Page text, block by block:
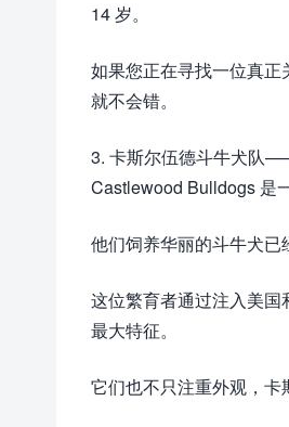
14 岁。
如果您正在寻找一位真
就不会错。
3. 卡斯尔伍德斗牛犬队
Castlewood Bulldogs 是
他们饲养华丽的斗牛犬已
这位繁育者通过注入美
最大特征。
它们也不只注重外观，卡